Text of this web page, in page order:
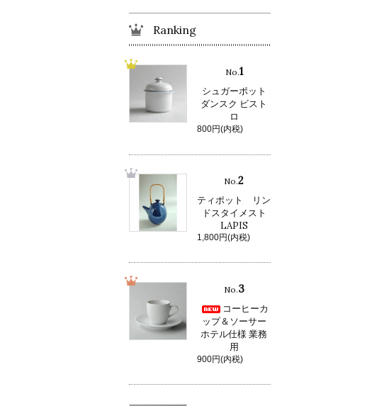
Ranking
No.1
シュガーポット
ダンスク ビスト
ロ
800円(内税)
No.2
ティポット リン
ドスタイメスト
LAPIS
1,800円(内税)
No.3
コーヒーカ
ップ＆ソーサー
ホテル仕様 業務
用
900円(内税)